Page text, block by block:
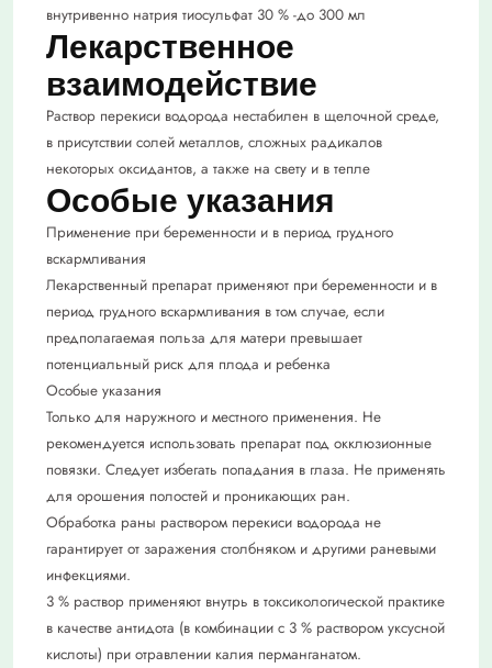
внутривенно натрия тиосульфат 30 % -до 300 мл
Лекарственное
взаимодействие
Раствор перекиси водорода нестабилен в щелочной среде,
в присутствии солей металлов, сложных радикалов
некоторых оксидантов, а также на свету и в тепле
Особые указания
Применение при беременности и в период грудного
вскармливания
Лекарственный препарат применяют при беременности и в
период грудного вскармливания в том случае, если
предполагаемая польза для матери превышает
потенциальный риск для плода и ребенка
Особые указания
Только для наружного и местного применения. Не
рекомендуется использовать препарат под окклюзионные
повязки. Следует избегать попадания в глаза. Не применять
для орошения полостей и проникающих ран.
Обработка раны раствором перекиси водорода не
гарантирует от заражения столбняком и другими раневыми
инфекциями.
3 % раствор применяют внутрь в токсикологической практике
в качестве антидота (в комбинации с 3 % раствором уксусной
кислоты) при отравлении калия перманганатом.